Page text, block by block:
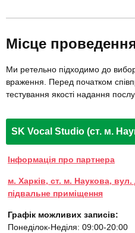
Місце
Ми ретельно підходимо до
враження. Перед початком
тестування якості надання
SK Vocal Studio (ст. м.
Інформація про партнера
м. Харків, ст. м. Наукова, вул.
підвальне приміщення
Графік можливих записів:
Понеділок-Неділя: 09:00-20:00